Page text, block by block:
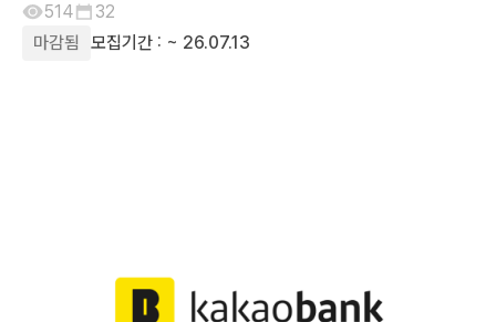
514
32
마감됨
모집기간 : ~ 26.07.13